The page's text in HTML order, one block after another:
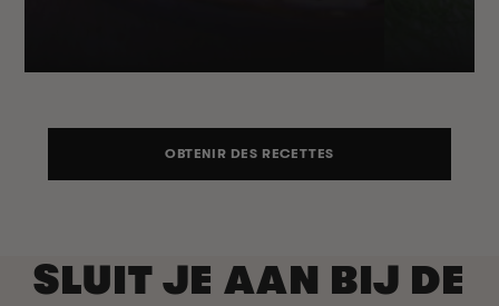
OBTENIR DES RECETTES
SLUIT JE AAN BIJ DE